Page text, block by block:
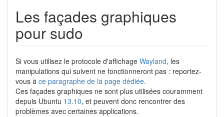
Les façades graphiques
pour sudo
Si vous utilisez le protocole d'affichage Wayland, les
manipulations qui suivent ne fonctionneront pas : reportez-
vous à ce paragraphe de la page dédiée.
Ces façades graphiques ne sont plus utilisées couramment
depuis Ubuntu 13.10, et peuvent donc rencontrer des
problèmes avec certaines applications.